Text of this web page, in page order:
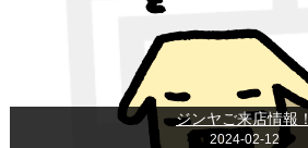
ジンヤご来店情報！
2024-02-12